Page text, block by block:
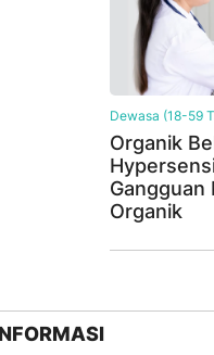
Dewasa (18-59
Organik
Gangguan
Organik